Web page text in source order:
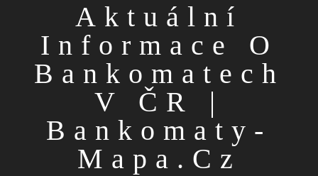
Aktuální
Informace O
Bankomatech
V ČR |
Bankomaty-
Mapa.cz